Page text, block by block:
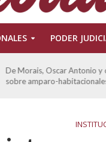
PODER
De Morais, Oscar Antonio
sobre amparo-